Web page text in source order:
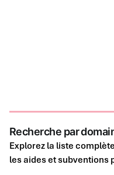
Recherche par
Explorez la liste
les aides et subventions